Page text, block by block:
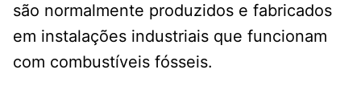
são normalmente produzidos e fabricados
em instalações industriais que funcionam
com combustíveis fósseis.